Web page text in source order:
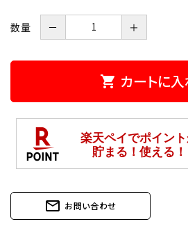
数量 － ＋
shopping_cart カートに
mail_outline お問い合わせ